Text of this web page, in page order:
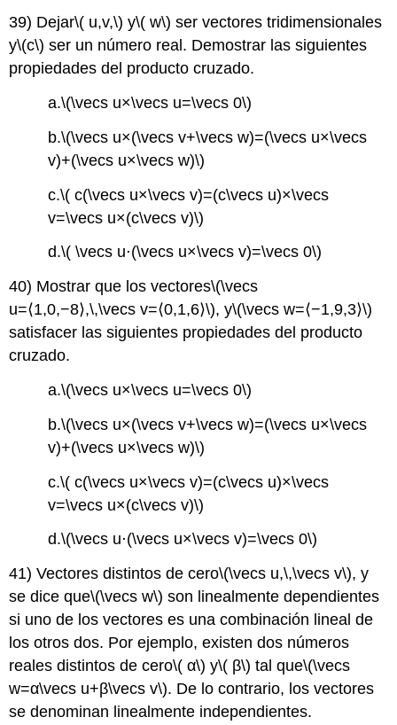
39) Dejar\( u,v,\) y\( w\) ser vectores tridimensionales
y\(c\) ser un número real. Demostrar las siguientes
propiedades del producto cruzado.
a.\(\vecs u×\vecs u=\vecs 0\)
b.\(\vecs u×(\vecs v+\vecs w)=(\vecs u×\vecs
v)+(\vecs u×\vecs w)\)
c.\( c(\vecs u×\vecs v)=(c\vecs u)×\vecs
v=\vecs u×(c\vecs v)\)
d.\( \vecs u⋅(\vecs u×\vecs v)=\vecs 0\)
40) Mostrar que los vectores\(\vecs
u=⟨1,0,−8⟩,\,\vecs v=⟨0,1,6⟩\), y\(\vecs w=⟨−1,9,3⟩\)
satisfacer las siguientes propiedades del producto
cruzado.
a.\(\vecs u×\vecs u=\vecs 0\)
b.\(\vecs u×(\vecs v+\vecs w)=(\vecs u×\vecs
v)+(\vecs u×\vecs w)\)
c.\( c(\vecs u×\vecs v)=(c\vecs u)×\vecs
v=\vecs u×(c\vecs v)\)
d.\(\vecs u⋅(\vecs u×\vecs v)=\vecs 0\)
41) Vectores distintos de cero\(\vecs u,\,\vecs v\), y
se dice que\(\vecs w\) son linealmente dependientes
si uno de los vectores es una combinación lineal de
los otros dos. Por ejemplo, existen dos números
reales distintos de cero\( α\) y\( β\) tal que\(\vecs
w=α\vecs u+β\vecs v\). De lo contrario, los vectores
se denominan linealmente independientes.